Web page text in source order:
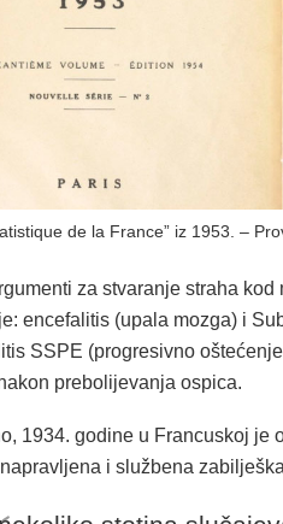
de la France” iz 1953. –
za stvaranje straha
encefalitis (upala mozga) i
SSPE (progresivno
prebolijevanja ospica.
1934. godine u Francuskoj je
i službena